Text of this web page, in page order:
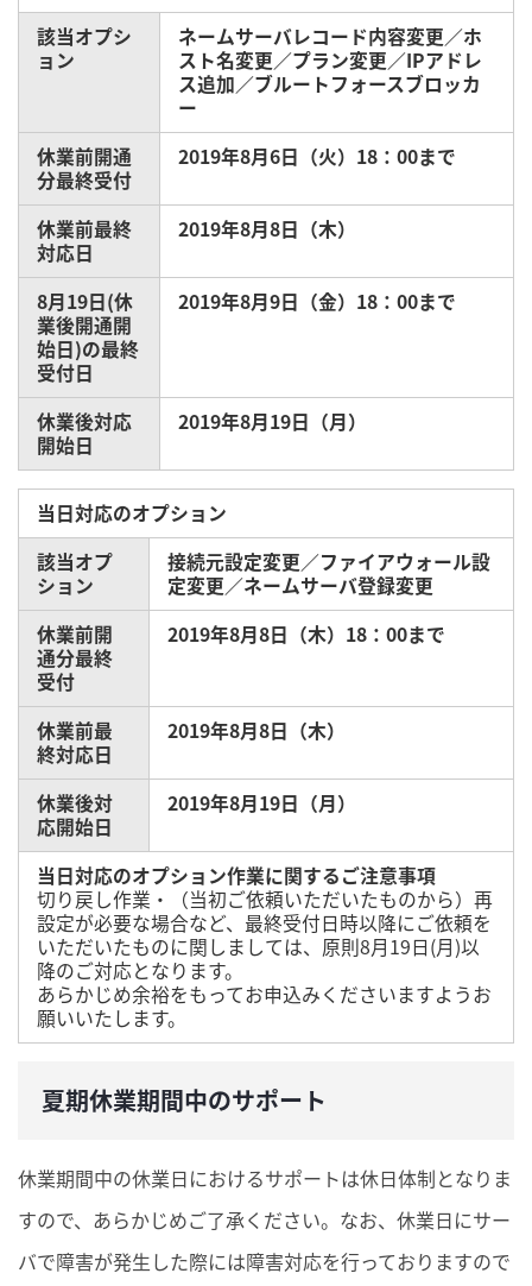
該当オプシ
ョン
ネームサーバレコード内容変更／ホ
スト名変更／プラン変更／IPアドレ
ス追加／ブルートフォースブロッカ
ー
休業前開通
分最終受付
2019年8月6日（火）18：00まで
休業前最終
対応日
2019年8月8日（木）
8月19日(休
業後開通開
始日)の最終
受付日
2019年8月9日（金）18：00まで
休業後対応
開始日
2019年8月19日（月）
当日対応のオプション
該当オプ
ション
接続元設定変更／ファイアウォール設
定変更／ネームサーバ登録変更
休業前開
通分最終
受付
2019年8月8日（木）18：00まで
休業前最
終対応日
2019年8月8日（木）
休業後対
応開始日
2019年8月19日（月）
当日対応のオプション作業に関するご注意事項
切り戻し作業・（当初ご依頼いただいたものから）再
設定が必要な場合など、最終受付日時以降にご依頼を
いただいたものに関しましては、原則8月19日(月)以
降のご対応となります。
あらかじめ余裕をもってお申込みくださいますようお
願いいたします。
夏期休業期間中のサポート
休業期間中の休業日におけるサポートは休日体制となりま
すので、あらかじめご了承ください。なお、休業日にサー
バで障害が発生した際には障害対応を行っておりますので